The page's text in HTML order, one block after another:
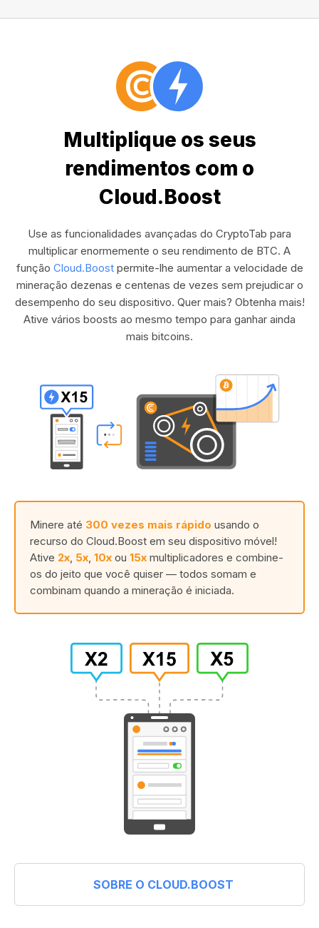
Multiplique os seus
rendimentos com o
Cloud.Boost
Use as funcionalidades avançadas do CryptoTab para
multiplicar enormemente o seu rendimento de BTC. A
função Cloud.Boostpermite-lhe aumentar a velocidade de
mineração dezenas e centenas de vezes sem prejudicar o
desempenho do seu dispositivo. Quer mais? Obtenha mais!
Ative vários boosts ao mesmo tempo para ganhar ainda
mais bitcoins.
Minere até 300 vezes mais rápido usando o
recurso do Cloud.Boost em seu dispositivo móvel!
Ative 2x 5x 10x ou 15x multiplicadores e combine-
os do jeito que você quiser — todos somam e
combinam quando a mineração é iniciada.
SOBRE O CLOUD.BOOST